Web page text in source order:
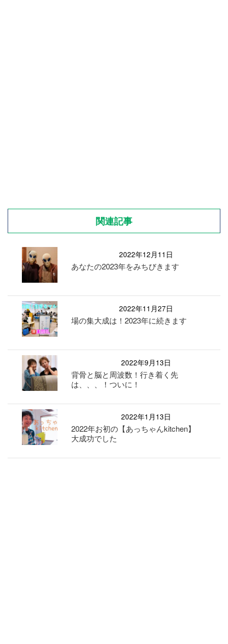
関連記事
2022年12月11日
あなたの2023年をみちびきます
2022年11月27日
場の集大成は！2023年に続きます
2022年9月13日
背骨と脳と周波数！行き着く先
は、、、！ついに！
2022年1月13日
2022年お初の【あっちゃんkitchen】
大成功でした